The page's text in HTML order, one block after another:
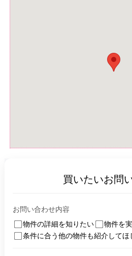
買いたいお問
お問い合わせ内容
物件の詳細を知りたい
物件を
条件に合う他の物件も紹介してほ